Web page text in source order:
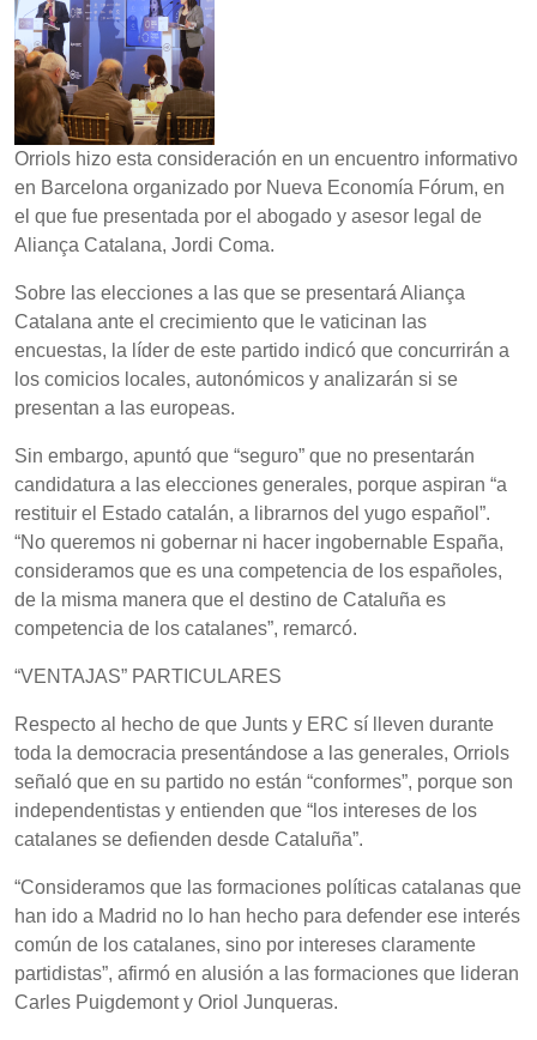
Orriols hizo esta consideración en un encuentro informativo
en Barcelona organizado por Nueva Economía Fórum, en
el que fue presentada por el abogado y asesor legal de
Aliança Catalana, Jordi Coma.
Sobre las elecciones a las que se presentará Aliança
Catalana ante el crecimiento que le vaticinan las
encuestas, la líder de este partido indicó que concurrirán a
los comicios locales, autonómicos y analizarán si se
presentan a las europeas.
Sin embargo, apuntó que “seguro” que no presentarán
candidatura a las elecciones generales, porque aspiran “a
restituir el Estado catalán, a librarnos del yugo español”.
“No queremos ni gobernar ni hacer ingobernable España,
consideramos que es una competencia de los españoles,
de la misma manera que el destino de Cataluña es
competencia de los catalanes”, remarcó.
“VENTAJAS” PARTICULARES
Respecto al hecho de que Junts y ERC sí lleven durante
toda la democracia presentándose a las generales, Orriols
señaló que en su partido no están “conformes”, porque son
independentistas y entienden que “los intereses de los
catalanes se defienden desde Cataluña”.
“Consideramos que las formaciones políticas catalanas que
han ido a Madrid no lo han hecho para defender ese interés
común de los catalanes, sino por intereses claramente
partidistas”, afirmó en alusión a las formaciones que lideran
Carles Puigdemont y Oriol Junqueras.